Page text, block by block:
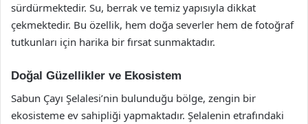
sürdürmektedir. Su, berrak ve temiz yapısıyla dikkat
çekmektedir. Bu özellik, hem doğa severler hem de fotoğraf
tutkunları için harika bir fırsat sunmaktadır.
Doğal Güzellikler ve Ekosistem
Sabun Çayı Şelalesi’nin bulunduğu bölge, zengin bir
ekosisteme ev sahipliği yapmaktadır. Şelalenin etrafındaki